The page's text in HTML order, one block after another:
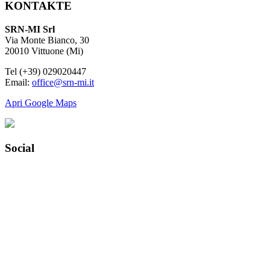
KONTAKTE
SRN-MI Srl
Via Monte Bianco, 30
20010 Vittuone (Mi)
Tel (+39) 029020447
Email: office@srn-mi.it
Apri Google Maps
Social